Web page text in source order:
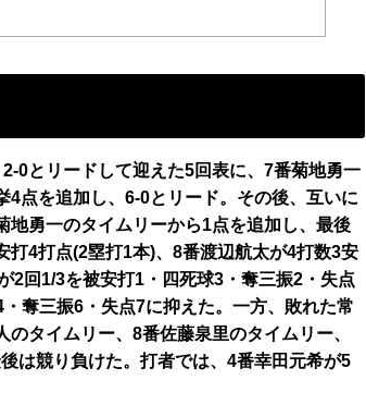
0とリードして迎えた5回表に、7番菊地勇一
点を追加し、6-0とリード。その後、互いに
地勇一のタイムリーから1点を追加し、最後
4打点(2塁打1本)、8番渡辺航太が4打数3安
2回1/3を被安打1・四死球3・奪三振2・失点
奪三振6・失点7に抑えた。一方、敗れた常
タイムリー、8番佐藤泉里のタイムリー、
は競り負けた。打者では、4番幸田元希が5